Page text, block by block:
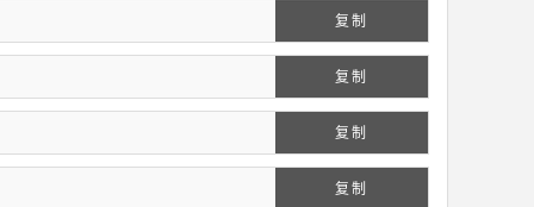
复制
复制
复制
复制